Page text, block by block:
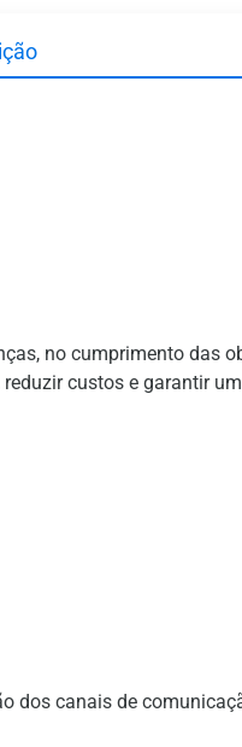
no cumprimento das
custos e garantir
dos canais de